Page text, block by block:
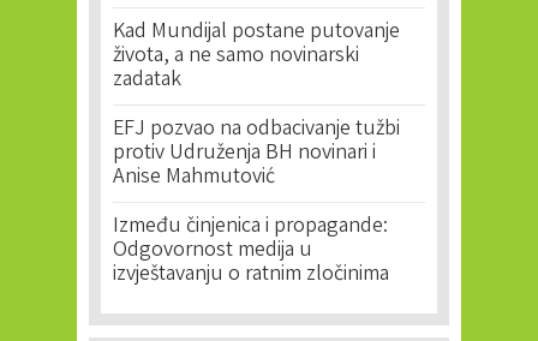
Kad Mundijal postane putovanje
života, a ne samo novinarski
zadatak
EFJ pozvao na odbacivanje tužbi
protiv Udruženja BH novinari i
Anise Mahmutović
Između činjenica i propagande:
Odgovornost medija u
izvještavanju o ratnim zločinima